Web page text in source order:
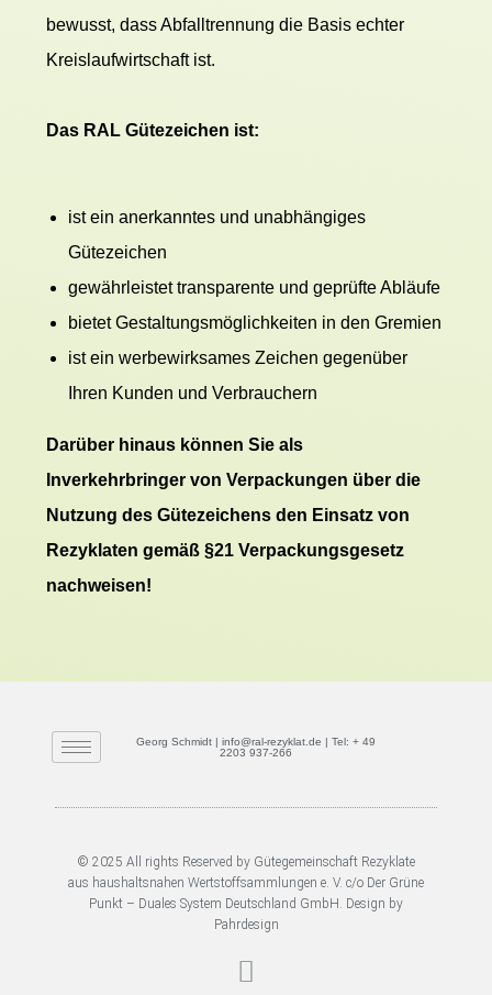
bewusst, dass Abfalltrennung die Basis echter
Kreislaufwirtschaft ist.
Das RAL Gütezeichen ist:
ist ein anerkanntes und unabhängiges
Gütezeichen
gewährleistet transparente und geprüfte Abläufe
bietet Gestaltungsmöglichkeiten in den Gremien
ist ein werbewirksames Zeichen gegenüber
Ihren Kunden und Verbrauchern
Darüber hinaus können Sie als
Inverkehrbringer von Verpackungen über die
Nutzung des Gütezeichens den Einsatz von
Rezyklaten gemäß §21 Verpackungsgesetz
nachweisen!
Georg Schmidt | info@ral-rezyklat.de | Tel: + 49
2203 937-266
© 2025 All rights Reserved by Gütegemeinschaft Rezyklate
aus haushaltsnahen Wertstoffsammlungen e. V. c/o Der Grüne
Punkt – Duales System Deutschland GmbH. Design by
Pahrdesign